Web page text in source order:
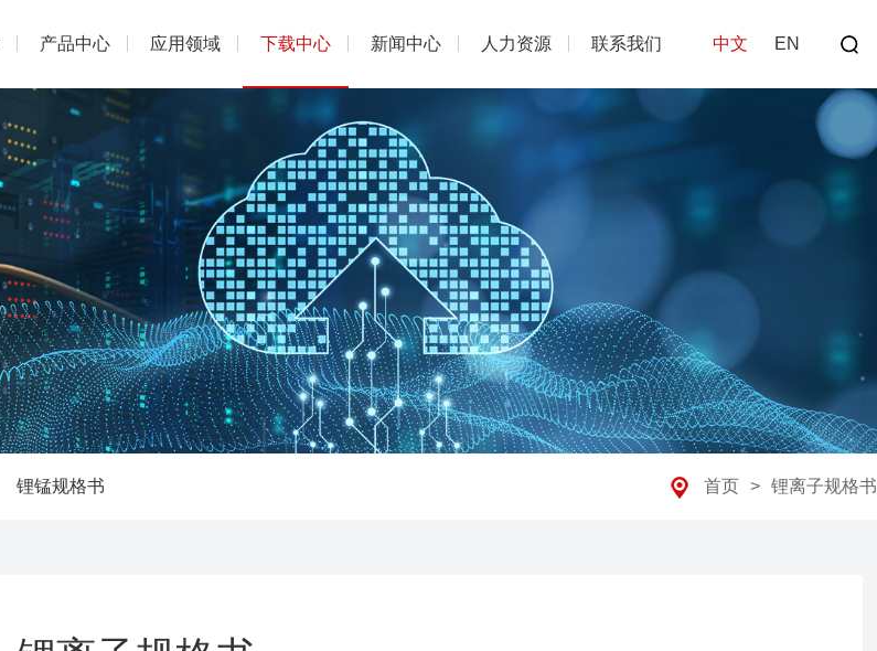
产品中心 应用领域 下载中心 新闻中心 人力资源 联系我们 中文 EN
锂锰规格书 首页 锂离子规格书